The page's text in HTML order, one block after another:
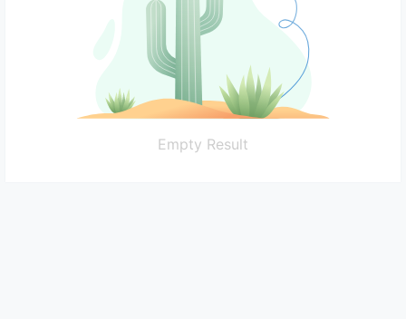
Empty Result